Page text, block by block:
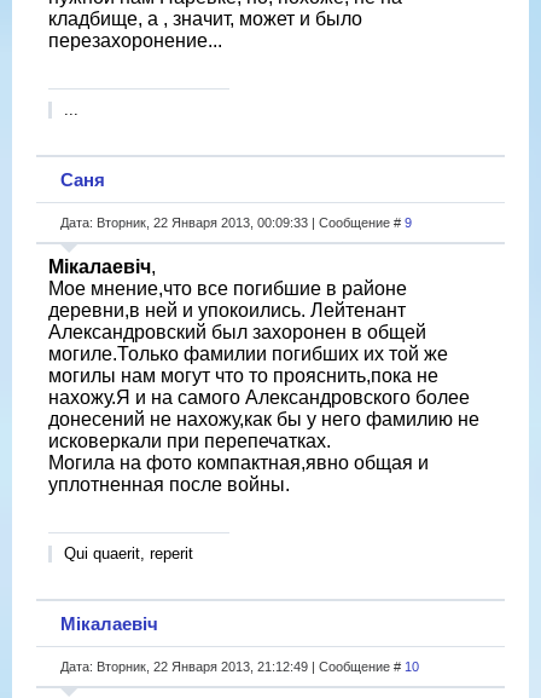
кладбище, а , значит, может и было
перезахоронение...
Саня
Дата: Вторник, 22 Января 2013, 00:09:33 | Сообщение # 9
Мікалаевіч,
Мое мнение,что все погибшие в районе
деревни,в ней и упокоились. Лейтенант
Александровский был захоронен в общей
могиле.Только фамилии погибших их той же
могилы нам могут что то прояснить,пока не
нахожу.Я и на самого Александровского более
донесений не нахожу,как бы у него фамилию не
исковеркали при перепечатках.
Могила на фото компактная,явно общая и
уплотненная после войны.
Qui quaerit, reperit
Мікалаевіч
Дата: Вторник, 22 Января 2013, 21:12:49 | Сообщение # 10